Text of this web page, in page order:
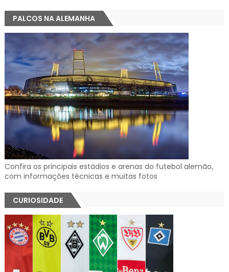
PALCOS NA ALEMANHA
Confira os principais estádios e arenas do futebol alemão,
com informações técnicas e muitas fotos
CURIOSIDADE